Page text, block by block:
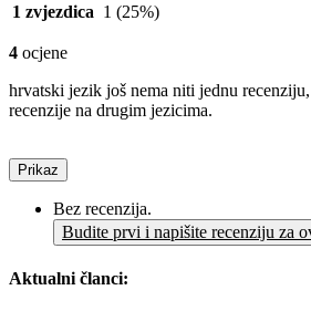
1 zvjezdica 1 (25%)
4 ocjene
hrvatski jezik još nema niti jednu
recenzije na drugim jezicima.
Prikaz
Bez recenzija.
Budite prvi i napišite recenziju za
Aktualni članci: